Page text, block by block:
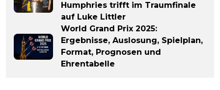
Humphries trifft im Traumfinale
auf Luke Littler
World Grand Prix 2025:
Ergebnisse, Auslosung, Spielplan,
Format, Prognosen und
Ehrentabelle